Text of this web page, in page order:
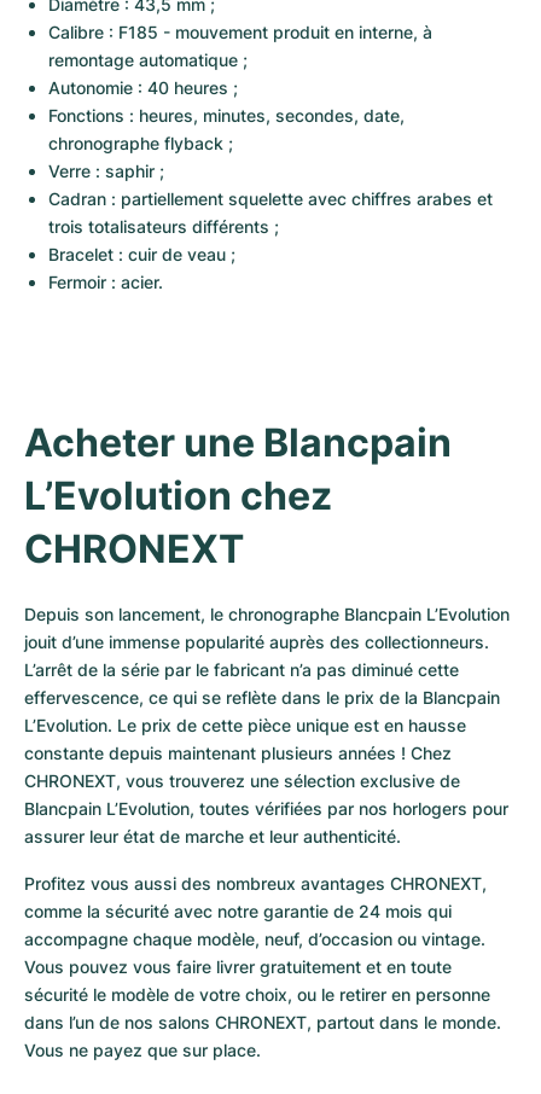
Diamètre : 43,5 mm ;
Calibre : F185 - mouvement produit en interne, à
remontage automatique ;
Autonomie : 40 heures ;
Fonctions : heures, minutes, secondes, date,
chronographe flyback ;
Verre : saphir ;
Cadran : partiellement squelette avec chiffres arabes et
trois totalisateurs différents ;
Bracelet : cuir de veau ;
Fermoir : acier.
Acheter une Blancpain
L’Evolution chez
CHRONEXT
Depuis son lancement, le chronographe Blancpain L’Evolution
jouit d’une immense popularité auprès des collectionneurs.
L’arrêt de la série par le fabricant n’a pas diminué cette
effervescence, ce qui se reflète dans le prix de la Blancpain
L’Evolution. Le prix de cette pièce unique est en hausse
constante depuis maintenant plusieurs années ! Chez
CHRONEXT, vous trouverez une sélection exclusive de
Blancpain L’Evolution, toutes vérifiées par nos horlogers pour
assurer leur état de marche et leur authenticité.
Profitez vous aussi des nombreux avantages CHRONEXT,
comme la sécurité avec notre garantie de 24 mois qui
accompagne chaque modèle, neuf, d’occasion ou vintage.
Vous pouvez vous faire livrer gratuitement et en toute
sécurité le modèle de votre choix, ou le retirer en personne
dans l’un de nos salons CHRONEXT, partout dans le monde.
Vous ne payez que sur place.